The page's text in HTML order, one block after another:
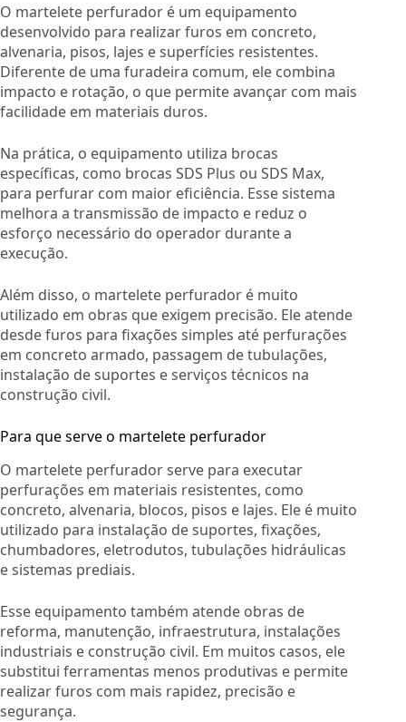
O martelete perfurador é um equipamento
desenvolvido para realizar furos em concreto,
alvenaria, pisos, lajes e superfícies resistentes.
Diferente de uma furadeira comum, ele combina
impacto e rotação, o que permite avançar com mais
facilidade em materiais duros.
Na prática, o equipamento utiliza brocas
específicas, como brocas SDS Plus ou SDS Max,
para perfurar com maior eficiência. Esse sistema
melhora a transmissão de impacto e reduz o
esforço necessário do operador durante a
execução.
Além disso, o martelete perfurador é muito
utilizado em obras que exigem precisão. Ele atende
desde furos para fixações simples até perfurações
em concreto armado, passagem de tubulações,
instalação de suportes e serviços técnicos na
construção civil.
Para que serve o martelete perfurador
O martelete perfurador serve para executar
perfurações em materiais resistentes, como
concreto, alvenaria, blocos, pisos e lajes. Ele é muito
utilizado para instalação de suportes, fixações,
chumbadores, eletrodutos, tubulações hidráulicas
e sistemas prediais.
Esse equipamento também atende obras de
reforma, manutenção, infraestrutura, instalações
industriais e construção civil. Em muitos casos, ele
substitui ferramentas menos produtivas e permite
realizar furos com mais rapidez, precisão e
segurança.